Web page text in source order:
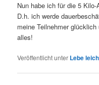
Nun habe ich für die 5
D.h. ich werde
meine Teilnehmer
alles!
Veröffentlicht unter Lebe